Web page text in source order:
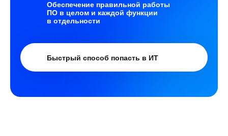
Быстрый способ попасть в ИТ
Обеспечение правильной работы
ПО в целом и каждой функции
в отдельности